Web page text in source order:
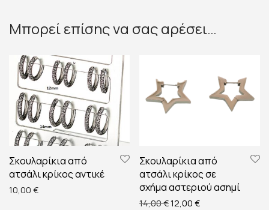
Μπορεί επίσης να σας αρέσει…
Σκουλαρίκια από
ατσάλι κρίκος αντικέ
10,00 €
Σκουλαρίκια από
ατσάλι κρίκος σε
σχήμα αστεριού ασημί
14,00€Original price was: 14,00
12,00 €Η τρέχουσα τιμή